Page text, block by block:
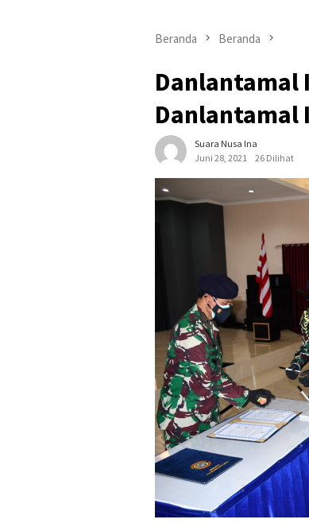
Beranda Beranda
Danlantamal
Danlantamal
Suara Nusa Ina
Juni 28, 2021
26 Dilihat